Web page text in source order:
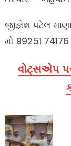
જીજ્ઞેશ પટેલ
મો 99251 74176
વોટ્સએપ